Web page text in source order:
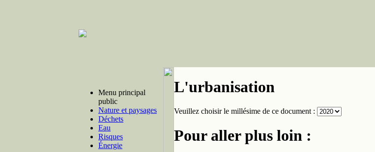
Menu principal
public
Nature et paysages
Déchets
Eau
Risques
Énergie
L'urbanisation
Veuillez choisir le millésime de ce document :
Pour aller plus loin :